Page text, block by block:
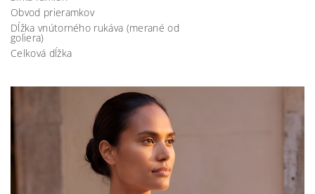
Obvod prieramkov
Dĺžka vnútorného rukáva (merané od
goliera)
Celková dĺžka